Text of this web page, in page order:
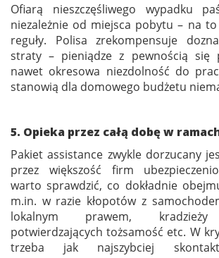
Ofiarą nieszczęśliwego wypadku
niezależnie od miejsca pobytu – na
reguły. Polisa zrekompensuje
straty – pieniądze z pewnością się
nawet okresowa niezdolność do
stanowią dla domowego budżetu
5. Opieka przez całą dobę w
Pakiet assistance zwykle dorzucany
przez większość firm
warto sprawdzić, co dokładnie
m.in. w razie kłopotów z
lokalnym prawem, kradzieży
potwierdzających tożsamość etc. W
trzeba jak najszybciej